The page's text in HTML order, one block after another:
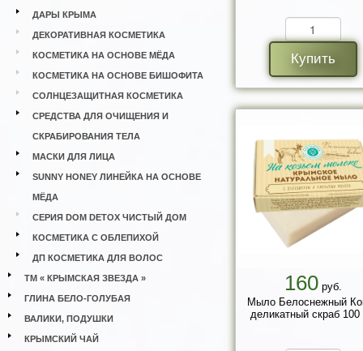
ДАРЫ КРЫМА
ДЕКОРАТИВНАЯ КОСМЕТИКА
КОСМЕТИКА НА ОСНОВЕ МЁДА
КОСМЕТИКА НА ОСНОВЕ БИШОФИТА
СОЛНЦЕЗАЩИТНАЯ КОСМЕТИКА
СРЕДСТВА ДЛЯ ОЧИЩЕНИЯ И
СКРАБИРОВАНИЯ ТЕЛА
МАСКИ ДЛЯ ЛИЦА
SUNNY HONEY ЛИНЕЙКА НА ОСНОВЕ
МЁДА
СЕРИЯ DOM DETOX ЧИСТЫЙ ДОМ
КОСМЕТИКА С ОБЛЕПИХОЙ
ДП КОСМЕТИКА ДЛЯ ВОЛОС
ТМ « КРЫМСКАЯ ЗВЕЗДА »
ГЛИНА БЕЛО-ГОЛУБАЯ
ВАЛИКИ, ПОДУШКИ
КРЫМСКИЙ ЧАЙ
Купить
160руб.
Мыло Белоснежный
деликатный скраб 100